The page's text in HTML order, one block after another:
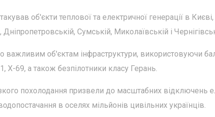
об'єкти теплової та електричної генерації в
Дніпропетровській, Сумській, Миколаївській і
важливим об'єктам інфраструктури, використовуючи
Х-69, а також безпілотники класу Герань.
похолодання призвели до масштабних відключень
в оселях мільйонів цивільних українців.